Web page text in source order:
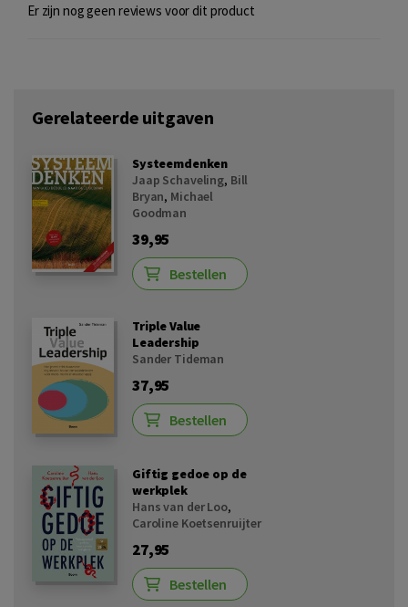
Er zijn nog geen reviews voor dit product
Gerelateerde uitgaven
Systeemdenken
Jaap Schaveling, Bill
Bryan, Michael
Goodman
39,95
Bestellen
Triple Value
Leadership
Sander Tideman
37,95
Bestellen
Giftig gedoe op de
werkplek
Hans van der Loo,
Caroline Koetsenruijter
27,95
Bestellen